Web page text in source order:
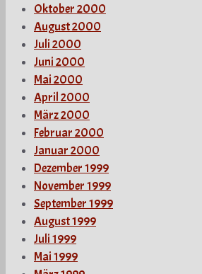
Oktober 2000
August 2000
Juli 2000
Juni 2000
Mai 2000
April 2000
März 2000
Februar 2000
Januar 2000
Dezember 1999
November 1999
September 1999
August 1999
Juli 1999
Mai 1999